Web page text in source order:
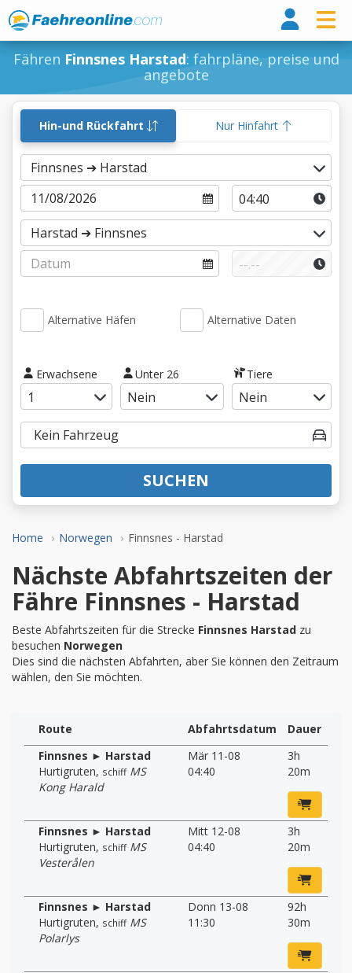
Fähren Finnsnes Harstad: fahrpläne, preise und
angebote
Home Norwegen Finnsnes - Harstad
Hin-und Rückfahrt Nur Hinfahrt
Alternative Häfen Alternative Daten
Erwachsene Unter 26 Tiere
SUCHEN
Nächste Abfahrtszeiten der
Fähre Finnsnes - Harstad
Beste Abfahrtszeiten für die Strecke Finnsnes Harstad zu
besuchen Norwegen
Dies sind die nächsten Abfahrten, aber Sie können den Zeitraum
wählen, den Sie möchten.
Route Abfahrtsdatum
Dauer
Finnsnes ► Harstad
Hurtigruten, schiff MS
Kong Harald
Mär 11-08
04:40
3h
20m
Finnsnes ► Harstad
Hurtigruten, schiff MS
Vesterålen
Mitt 12-08
04:40
3h
20m
Finnsnes ► Harstad
Hurtigruten, schiff MS
Polarlys
Donn 13-08
11:30
92h
30m